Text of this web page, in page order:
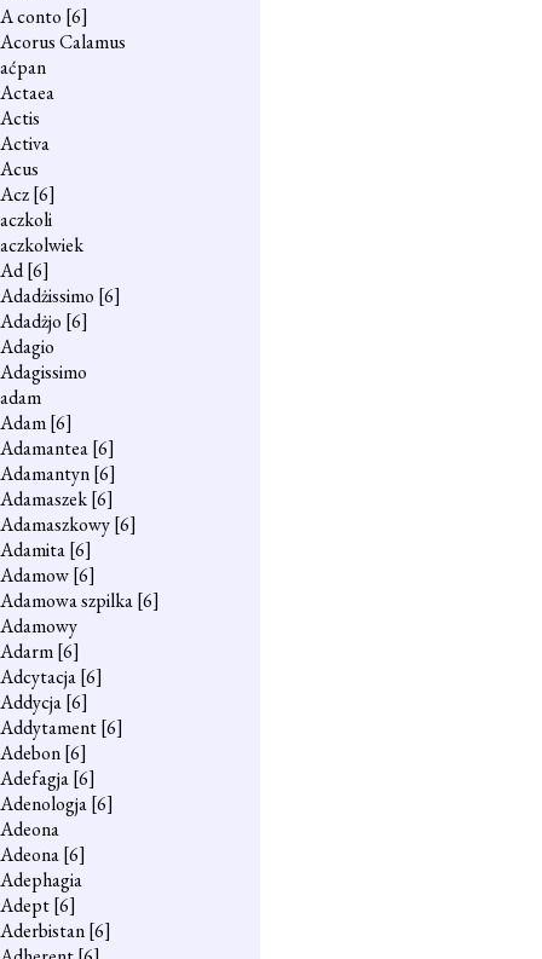
A conto [6]
Acorus Calamus
aćpan
Actaea
Actis
Activa
Acus
Acz[6]
aczkoli
aczkolwiek
Ad[6]
Adadżissimo [6]
Adadżjo [6]
Adagio
Adagissimo
adam
Adam[6]
Adamantea[6]
Adamantyn[6]
Adamaszek[6]
Adamaszkowy[6]
Adamita[6]
Adamow[6]
Adamowa szpilka[6]
Adamowy
Adarm[6]
Adcytacja[6]
Addycja[6]
Addytament[6]
Adebon[6]
Adefagja[6]
Adenologja[6]
Adeona
Adeona[6]
Adephagia
Adept[6]
Aderbistan[6]